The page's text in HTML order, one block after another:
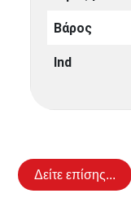
Βάρος
Ind
Δείτε επίσης...